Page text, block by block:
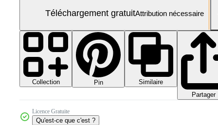
Téléchargement gratuitAttribution nécessaire
Collection Pin
Similaire
Partager
Licence Gratuite
Qu'est-ce que c'est ?